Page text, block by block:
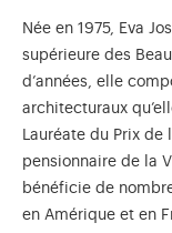
Née en 1975, Eva
supérieure des
d’années, elle
architecturaux
Lauréate du Prix de
pensionnaire de la
bénéficie de
en Amérique et en